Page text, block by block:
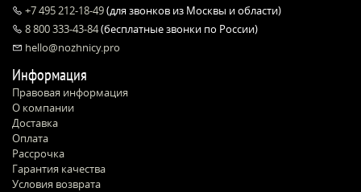
+7 495 212-18-49(для звонков из Москвы и области)
8 800 333-43-84(бесплатные звонки по России)
hello@nozhnicy.pro
Информация
Правовая информация
О компании
Доставка
Оплата
Рассрочка
Гарантия качества
Условия возврата